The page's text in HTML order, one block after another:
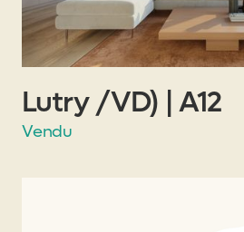
Lutry /VD) | A12
Vendu